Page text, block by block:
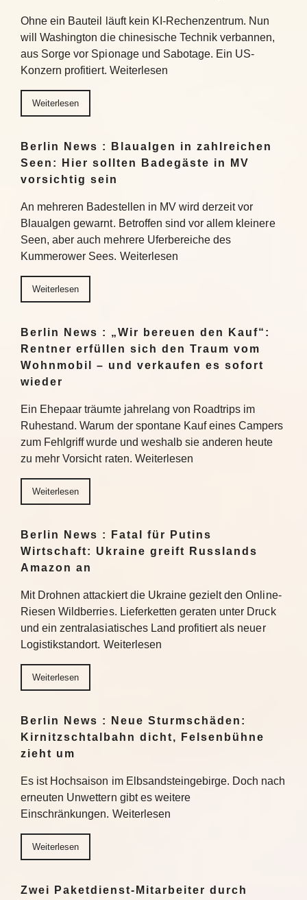
Ohne ein Bauteil läuft kein KI-Rechenzentrum. Nun
will Washington die chinesische Technik verbannen,
aus Sorge vor Spionage und Sabotage. Ein US-
Konzern profitiert. Weiterlesen
Weiterlesen
Berlin News : Blaualgen in zahlreichen
Seen: Hier sollten Badegäste in MV
vorsichtig sein
An mehreren Badestellen in MV wird derzeit vor
Blaualgen gewarnt. Betroffen sind vor allem kleinere
Seen, aber auch mehrere Uferbereiche des
Kummerower Sees. Weiterlesen
Weiterlesen
Berlin News : „Wir bereuen den Kauf“:
Rentner erfüllen sich den Traum vom
Wohnmobil – und verkaufen es sofort
wieder
Ein Ehepaar träumte jahrelang von Roadtrips im
Ruhestand. Warum der spontane Kauf eines Campers
zum Fehlgriff wurde und weshalb sie anderen heute
zu mehr Vorsicht raten. Weiterlesen
Weiterlesen
Berlin News : Fatal für Putins
Wirtschaft: Ukraine greift Russlands
Amazon an
Mit Drohnen attackiert die Ukraine gezielt den Online-
Riesen Wildberries. Lieferketten geraten unter Druck
und ein zentralasiatisches Land profitiert als neuer
Logistikstandort. Weiterlesen
Weiterlesen
Berlin News : Neue Sturmschäden:
Kirnitzschtalbahn dicht, Felsenbühne
zieht um
Es ist Hochsaison im Elbsandsteingebirge. Doch nach
erneuten Unwettern gibt es weitere
Einschränkungen. Weiterlesen
Weiterlesen
Zwei Paketdienst-Mitarbeiter durch